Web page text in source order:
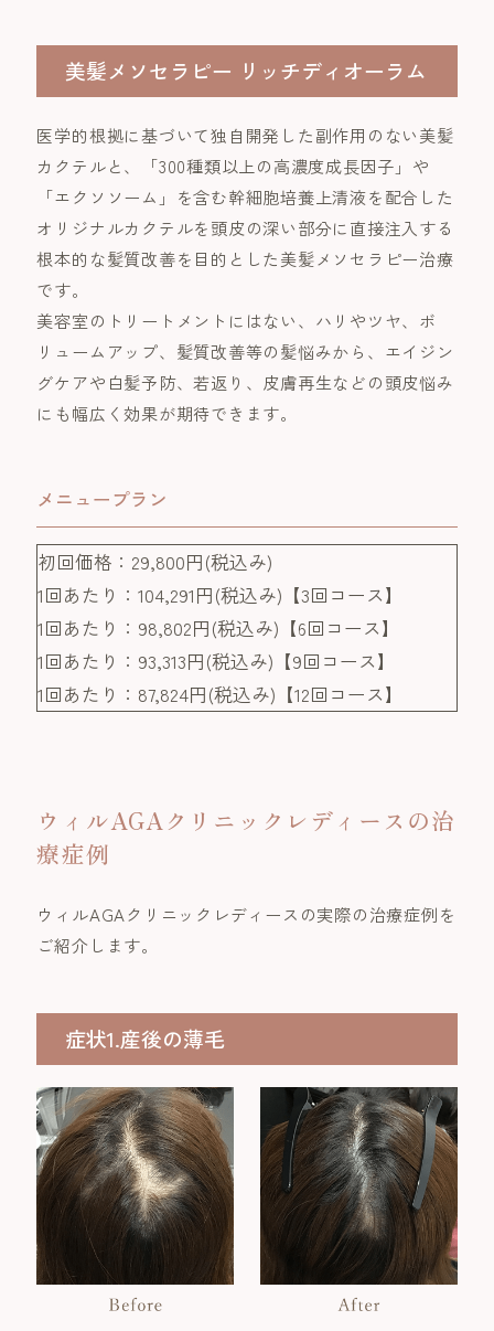
美髪メソセラピー リッチディオーラム
医学的根拠に基づいて独自開発した副作用のない美髪
カクテルと、「300種類以上の高濃度成長因子」や
「エクソソーム」を含む幹細胞培養上清液を配合した
オリジナルカクテルを頭皮の深い部分に直接注入する
根本的な髪質改善を目的とした美髪メソセラピー治療
です。
美容室のトリートメントにはない、ハリやツヤ、ボ
リュームアップ、髪質改善等の髪悩みから、エイジン
グケアや白髪予防、若返り、皮膚再生などの頭皮悩み
にも幅広く効果が期待できます。
メニュープラン
初回価格：29,800円(税込み)
1回あたり：104,291円(税込み)【3回コース】
1回あたり：98,802円(税込み)【6回コース】
1回あたり：93,313円(税込み)【9回コース】
1回あたり：87,824円(税込み)【12回コース】
ウィルAGAクリニックレディースの治
療症例
ウィルAGAクリニックレディースの実際の治療症例を
ご紹介します。
症状1.産後の薄毛